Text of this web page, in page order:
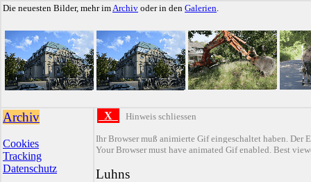
Die neuesten Bilder, mehr imArchiv oder in den Galerien.
Archiv
Cookies
Tracking
Datenschutz
X Hinweis schliessen
Ihr Browser muß animierte Gif eingeschaltet haben. Der
Your Browser must have animated Gif enabled. Best
Luhns